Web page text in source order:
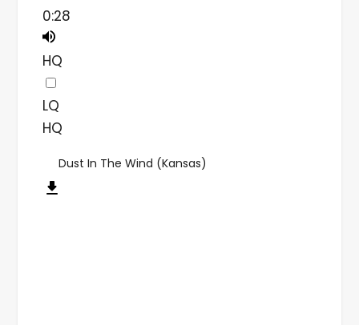
0:28
HQ
LQ
HQ
Dust In The Wind (Kansas)